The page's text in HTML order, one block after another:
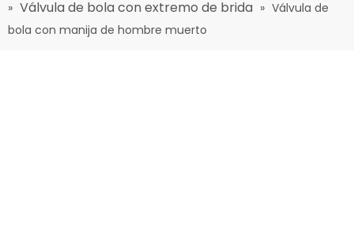
» Válvula de bola con extremo de brida » Válvula de
bola con manija de hombre muerto